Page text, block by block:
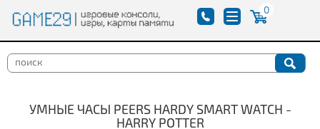
0
УМНЫЕ ЧАСЫ PEERS HARDY SMART WATCH -
HARRY POTTER